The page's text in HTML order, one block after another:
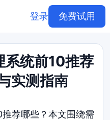
登录 免费试用
统前10推荐
实测指南
荐哪些？本文围绕需